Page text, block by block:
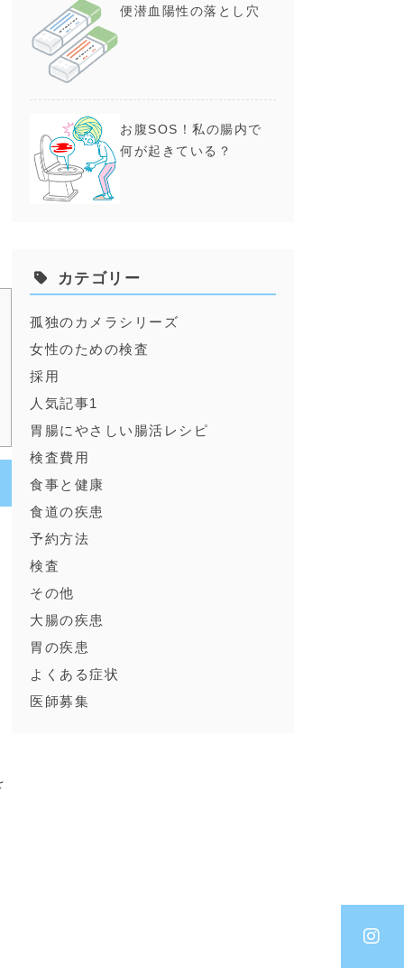
便潜血陽性の落とし穴
お腹SOS！私の腸内で
何が起きている？
カテゴリー
孤独のカメラシリーズ
女性のための検査
採用
人気記事1
胃腸にやさしい腸活レシピ
検査費用
食事と健康
食道の疾患
予約方法
検査
その他
大腸の疾患
胃の疾患
よくある症状
医師募集